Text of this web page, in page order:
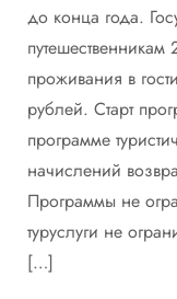
до конца года.
путешественникам
проживания в
рублей. Старт
программе
начислений
Программы не
туруслуги не
[…]